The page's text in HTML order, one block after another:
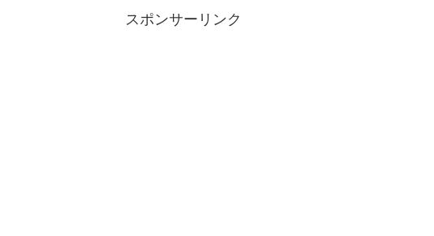
スポンサーリンク